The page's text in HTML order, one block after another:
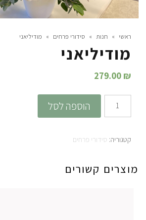
ראשי » חנות » סידורי פרחים » מודיליאני
מודיליאני
279.00 ₪
כמות
של
הוספה לסל
קטגוריה: סידורי פרחים
מוצרים קשורים